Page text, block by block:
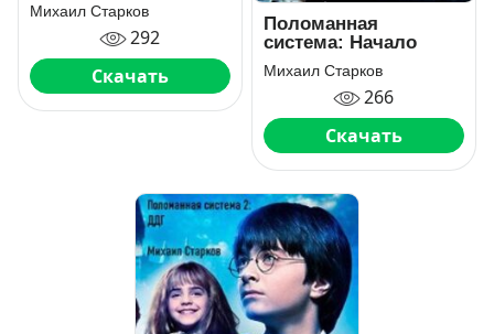
Михаил Старков
292
Скачать
Поломанная
система: Начало
Михаил Старков
266
Скачать